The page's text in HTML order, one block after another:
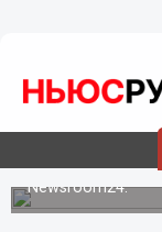
12.04.201807:45
Названы
Рейтинг
Newsroom24.